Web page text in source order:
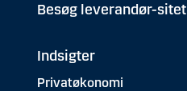
Besøg leverandør-sitet
Indsigter
Privatøkonomi